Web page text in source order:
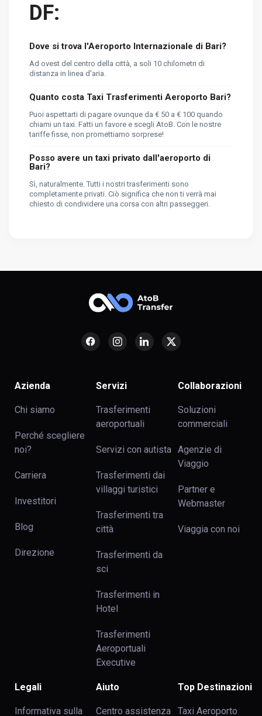
DF:
Dove si trova l'Aeroporto Internazionale di Bari?
Ad ovest del centro della città, a soli 10 chilometri di
distanza in linea d'aria.
Quanto costa Taxi Trasferimenti Aeroporto Bari?
Puoi aspettarti di pagare ovunque da € 50 a € 100 quando
chiami un taxi. Fatti un favore e scegli AtoB. Con le nostre
tariffe fisse, non promettiamo sorprese!
Posso avere un taxi privato dall'aeroporto di
Bari?
Sì, naturalmente. Tutti i nostri trasferimenti sono
completamente privati. Ciò significa che non ti verrà mai
chiesto di condividere una corsa con altri passeggeri.
Azienda
Chi siamo
Perché scegliere
noi?
Carriera
Investitori
Blog
Direzione
Servizi
Trasferimenti
aeroportuali
Servizi con autista
Trasferimenti dai
villaggi turistici
Trasferimenti tra
сittà
Trasferimenti da
sci
Trasferimenti in
Hotel
Trasferimenti
Aeroportuali
Executive
Collaborazioni
Soluzioni
commerciali
Agenzie di
Viaggio
Partner e
Webmaster
Viaggia con noi
Legali
Informativa sulla
Aiuto
Centro assistenza
Top Destinazioni
Taxi Aeroporto